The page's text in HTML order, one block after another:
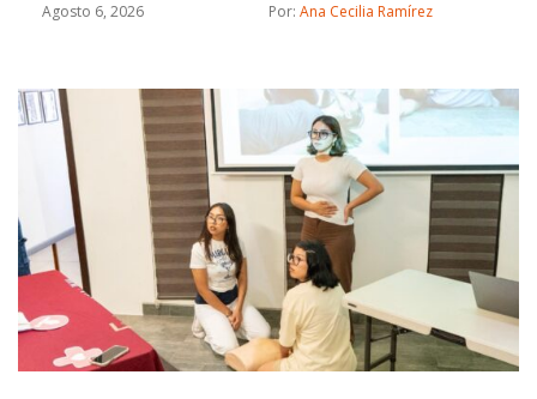
Agosto 6, 2026 Por: Ana Cecilia Ramírez